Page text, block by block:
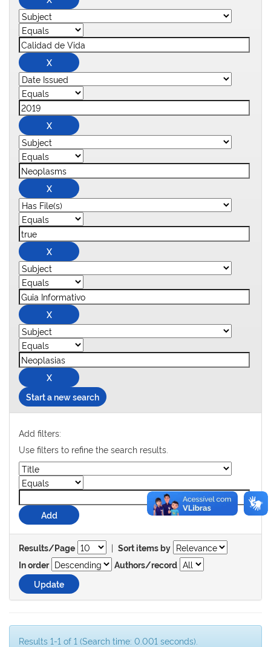
Start a new search
Add filters:
Use filters to refine the search results.
Results/Page | Sort items by
In order
Authors/record
Results 1-1 of 1 (Search time: 0.001 seconds).